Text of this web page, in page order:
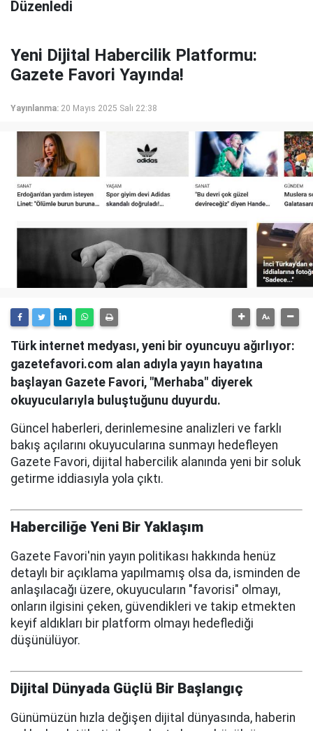
Düzenledi
Yeni Dijital Habercilik Platformu:
Gazete Favori Yayında!
Yayınlanma: 20 Mayıs 2025 Salı 22:38
Türk internet medyası, yeni bir oyuncuyu ağırlıyor:
gazetefavori.com alan adıyla yayın hayatına
başlayan Gazete Favori, "Merhaba" diyerek
okuyucularıyla buluştuğunu duyurdu.
Güncel haberleri, derinlemesine analizleri ve farklı
bakış açılarını okuyucularına sunmayı hedefleyen
Gazete Favori, dijital habercilik alanında yeni bir soluk
getirme iddiasıyla yola çıktı.
Haberciliğe Yeni Bir Yaklaşım
Gazete Favori'nin yayın politikası hakkında henüz
detaylı bir açıklama yapılmamış olsa da, isminden de
anlaşılacağı üzere, okuyucuların "favorisi" olmayı,
onların ilgisini çeken, güvendikleri ve takip etmekten
keyif aldıkları bir platform olmayı hedeflediği
düşünülüyor.
Dijital Dünyada Güçlü Bir Başlangıç
Günümüzün hızla değişen dijital dünyasında, haberin